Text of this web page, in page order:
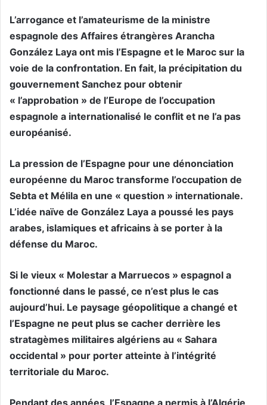
L’arrogance et l’amateurisme de la ministre
espagnole des Affaires étrangères Arancha
González Laya ont mis l’Espagne et le Maroc sur la
voie de la confrontation. En fait, la précipitation du
gouvernement Sanchez pour obtenir
« l’approbation » de l’Europe de l’occupation
espagnole a internationalisé le conflit et ne l’a pas
européanisé.
La pression de l’Espagne pour une dénonciation
européenne du Maroc transforme l’occupation de
Sebta et Mélila en une « question » internationale.
L’idée naïve de González Laya a poussé les pays
arabes, islamiques et africains à se porter à la
défense du Maroc.
Si le vieux « Molestar a Marruecos » espagnol a
fonctionné dans le passé, ce n’est plus le cas
aujourd’hui. Le paysage géopolitique a changé et
l’Espagne ne peut plus se cacher derrière les
stratagèmes militaires algériens au « Sahara
occidental » pour porter atteinte à l’intégrité
territoriale du Maroc.
Pendant des années, l’Espagne a permis à l’Algérie